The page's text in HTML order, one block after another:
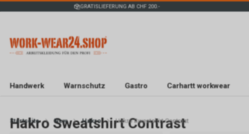
GRATISLIEFERUNG AB CHF 200.-
Handwerk Warnschutz Gastro Carhartt workwear
Startseite New Hakro Hakro Sweatshirt Contrast
Hakro Sweatshirt Contrast